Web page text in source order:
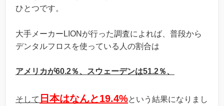
ひとつです。
大手メーカーLIONが行った調査によれば、普段から
デンタルフロスを使っている人の割合は
アメリカが60.2％、スウェーデンは51.2％、
そして 日本はなんと19.4%という結果になりまし